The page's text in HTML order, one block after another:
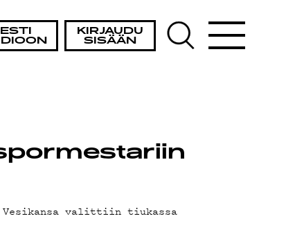
KIRJAUDU
SISÄÄN
Vesikansa valittiin tiukassa